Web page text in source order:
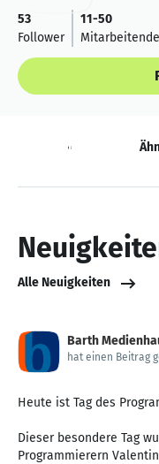
53
Follower
11-50
Mitarbeitende
Neuigkeiten
Alle Neuigkeiten
Barth
hat einen Beitrag
Heute ist Tag des
Dieser besondere Tag
Programmierern